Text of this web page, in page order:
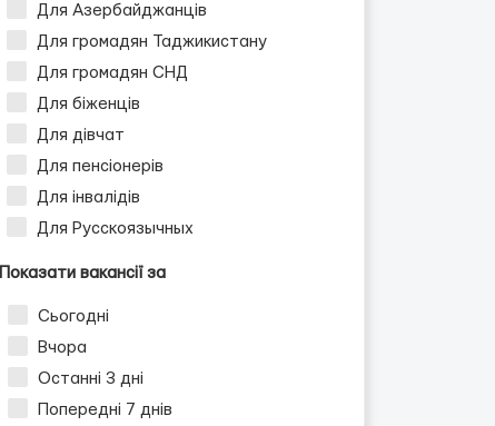
Для Азербайджанців
Для громадян Таджикистану
Для громадян СНД
Для біженців
Для дівчат
Для пенсіонерів
Для інвалідів
Для Русскоязычных
Показати вакансії за
Сьогодні
Вчора
Останні 3 дні
Попередні 7 днів